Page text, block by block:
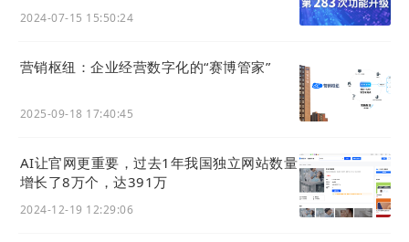
2024-07-15 15:50:24
营销枢纽：企业经营数字化的“赛博管家”
2025-09-18 17:40:45
AI让官网更重要，过去1年我国独立网站数量
增长了8万个，达391万
2024-12-19 12:29:06